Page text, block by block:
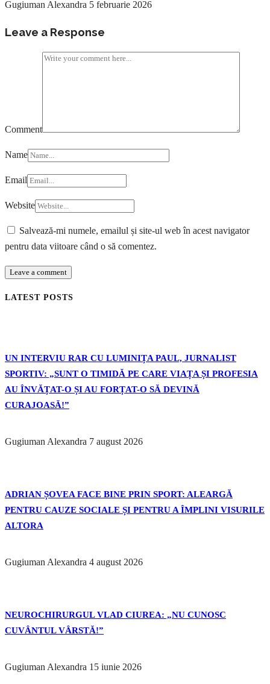
Gugiuman Alexandra 5 februarie 2026
Leave a Response
Comment
Name
Email
Website
Salvează-mi numele, emailul și site-ul web în acest navigator
pentru data viitoare când o să comentez.
LATEST POSTS
UN INTERVIU RAR CU LUMINIȚA PAUL, JURNALIST
SPORTIV: „SUNT O TIMIDĂ PE CARE VIAȚA ȘI PROFESIA
AU ÎNVĂȚAT-O ȘI AU FORȚAT-O SĂ DEVINĂ
CURAJOASĂ!”
Gugiuman Alexandra 7 august 2026
ADRIAN ȘOVEA FACE BINE PRIN SPORT: ALEARGĂ
PENTRU CAUZE SOCIALE ȘI PENTRU A ÎMPLINI VISURILE
ALTORA
Gugiuman Alexandra 4 august 2026
NEUROCHIRURGUL VLAD CIUREA: „NU CUNOSC
CUVÂNTUL VÂRSTĂ!”
Gugiuman Alexandra 15 iunie 2026